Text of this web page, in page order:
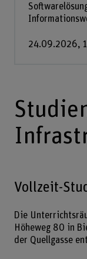
24.09.2026,
Vollzeit-
Die
Höheweg 80 in
der Quellgasse